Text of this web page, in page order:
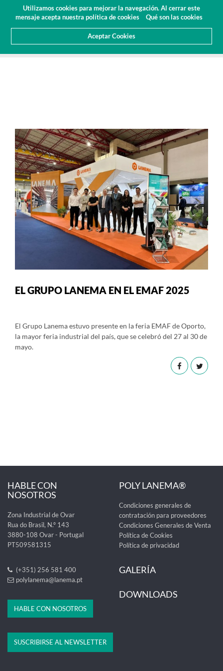
Utilizamos cookies para mejorar la navegación. Al cerrar este
mensaje acepta nuestra política de cookies
Qué son las cookies
Aceptar Cookies
Área Cliente
Presupuesto(0)
EL GRUPO LANEMA EN EL EMAF 2025
El Grupo Lanema estuvo presente en la feria EMAF de Oporto,
la mayor feria industrial del país, que se celebró del 27 al 30 de
mayo.
HABLE CON
NOSOTROS
Zona Industrial de Ovar
Rua do Brasil, N.º 143
3880-108 Ovar - Portugal
PT509581315
(+351) 256 581 400
polylanema@lanema.pt
HABLE CON NOSOTROS
POLY LANEMA®
Condiciones generales de
contratación para proveedores
Condiciones Generales de Venta
Política de Cookies
Política de privacidad
GALERÍA
DOWNLOADS
SUSCRIBIRSE AL NEWSLETTER